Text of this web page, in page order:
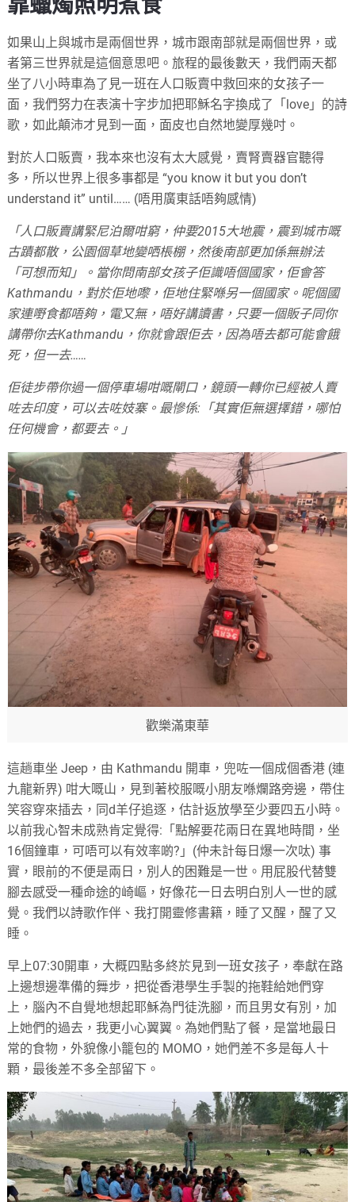
靠蠟燭照明煮食
如果山上與城市是兩個世界，城市跟南部就是兩個世界，或
者第三世界就是這個意思吧。旅程的最後數天，我們兩天都
坐了八小時車為了見一班在人口販賣中救回來的女孩子一
面，我們努力在表演十字步加把耶穌名字換成了「love」的詩
歌，如此顛沛才見到一面，面皮也自然地變厚幾吋。
對於人口販賣，我本來也沒有太大感覺，賣腎賣器官聽得
多，所以世界上很多事都是 “you know it but you don’t
understand it” until…… (唔用廣東話唔夠感情)
「人口販賣講緊尼泊爾咁窮，仲要2015大地震，震到城市嘅
古蹟都散，公園個草地變哂棖棚，然後南部更加係無辦法
「可想而知」。當你問南部女孩子佢識唔個國家，佢會答
Kathmandu，對於佢地嚟，佢地住緊喺另一個國家。呢個國
家連嘢食都唔夠，電又無，唔好講讀書，只要一個販子同你
講帶你去Kathmandu，你就會跟佢去，因為唔去都可能會餓
死，但一去……
佢徒步帶你過一個停車場咁嘅閘口，鏡頭一轉你已經被人賣
咗去印度，可以去咗妓寨。最慘係:「其實佢無選擇錯，哪怕
任何機會，都要去。」
歡樂滿東華
這趟車坐 Jeep，由 Kathmandu 開車，兜咗一個成個香港 (連
九龍新界) 咁大嘅山，見到著校服嘅小朋友喺爛路旁邊，帶住
笑容穿來插去，同d羊仔追逐，估計返放學至少要四五小時。
以前我心智未成熟肯定覺得:「點解要花兩日在異地時間，坐
16個鐘車，可唔可以有效率啲?」(仲未計每日爆一次呔) 事
實，眼前的不便是兩日，別人的困難是一世。用屁股代替雙
腳去感受一種命途的崎嶇，好像花一日去明白別人一世的感
覺。我們以詩歌作伴、我打開靈修書籍，睡了又醒，醒了又
睡。
早上07:30開車，大概四點多終於見到一班女孩子，奉獻在路
上邊想邊準備的舞步，把從香港學生手製的拖鞋給她們穿
上，腦內不自覺地想起耶穌為門徒洗腳，而且男女有別，加
上她們的過去，我更小心翼翼。為她們點了餐，是當地最日
常的食物，外貌像小籠包的 MOMO，她們差不多是每人十
顆，最後差不多全部留下。